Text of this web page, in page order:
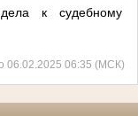
к судебному
06.02.2025 06:35 (МСК)